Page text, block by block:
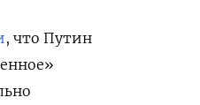
, что Путин